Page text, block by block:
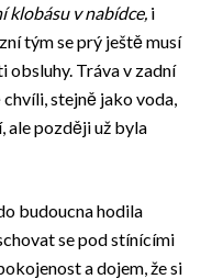
klobásu v nabídce, i
tým se prý ještě musí
obsluhy. Tráva v zadní
stejně jako voda,
ale později už byla
budoucna hodila
se pod stínícími
a dojem, že si